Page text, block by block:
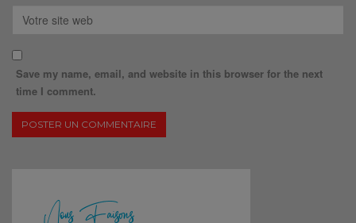
Save my name, email, and website in this browser for the next
time I comment.